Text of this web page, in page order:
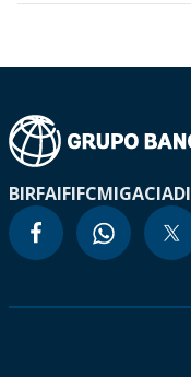
BIRFAIFIFCMIGACIADI